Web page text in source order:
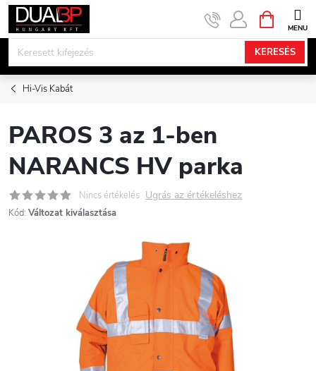
Ugrás
KERESÉS
KOSÁR
Hi-Vis Kabát
PAROS 3 az 1-ben
NARANCS HV parka
Nincs értékelés Ugrás az értékeléshez
Kód: Változat kiválasztása